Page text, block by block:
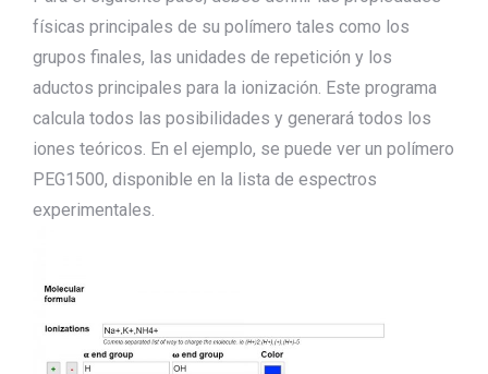
físicas principales de su polímero tales como los
grupos finales, las unidades de repetición y los
aductos principales para la ionización. Este programa
calcula todos las posibilidades y generará todos los
iones teóricos. En el ejemplo, se puede ver un polímero
PEG1500, disponible en la lista de espectros
experimentales.